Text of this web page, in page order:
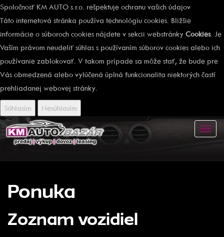
Spoločnosť KM AUTO s.r.o. rešpektuje ochranu vašich údajov
Táto internetová stránka používa technológiu cookies. Bližšie
informácie o súboroch cookies nájdete v sekcii webstránky Cookies. Je
Vaším právom neudeliť súhlas s používaním súborov cookies alebo ich
používanie zablokovať. V takom prípade sa môže stať, že bude pre
Vás obmedzená alebo vylúčená úplná funkcionalita niektorých častí
prehliadanej webovej stránky.
Súhlasím Nesúhlasím
Ponuka
Zoznam vozidiel